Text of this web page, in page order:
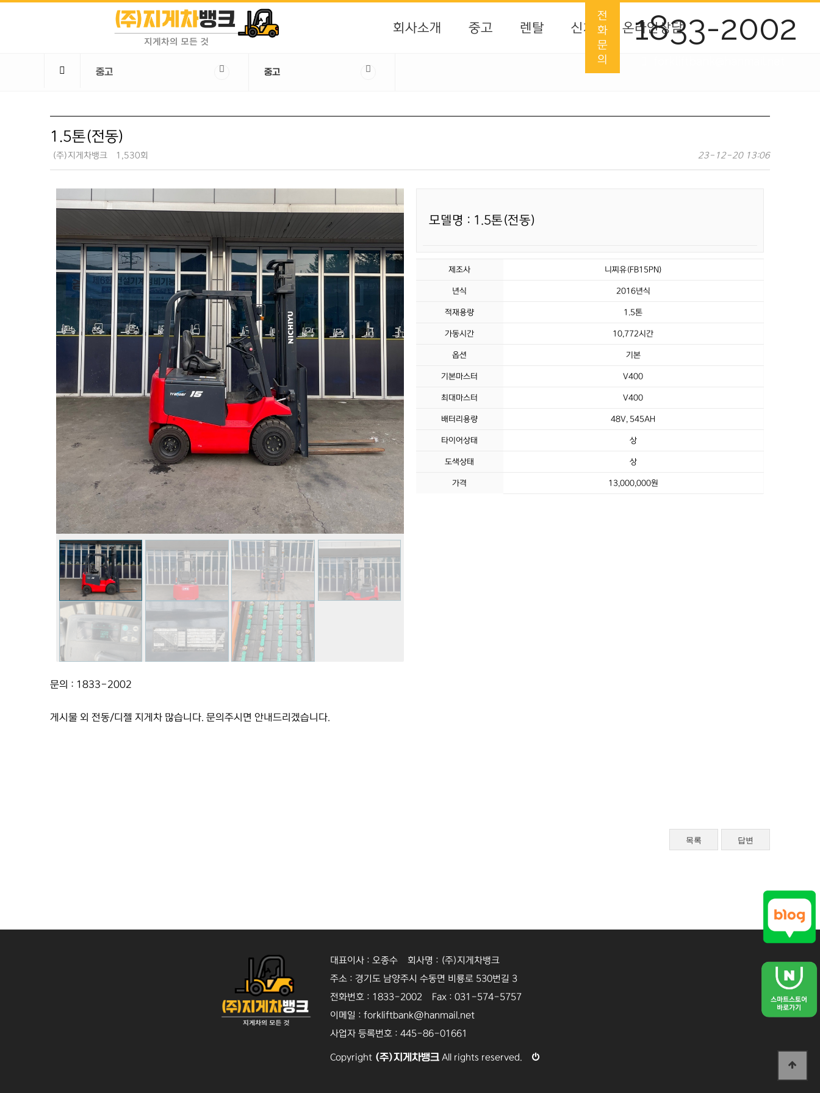
회사소개 중고 렌탈 신차 온라인상담
전
화
문
의
1833-2002
중고 중고
1.5톤(전동)
(주)지게차뱅크 1,530회 23-12-20 13:06
모델명 : 1.5톤(전동)
제조사 니찌유(FB15PN)
년식 2016년식
적재용량 1.5톤
가동시간 10,772시간
옵션 기본
기본마스터 V400
최대마스터 V400
배터리용량 48V, 545AH
타이어상태 상
도색상태 상
가격 13,000,000원
문의 : 1833-2002
게시물 외 전동/디젤 지게차 많습니다. 문의주시면 안내드리겠습니다.
목록 답변
대표이사 : 오종수 회사명 : (주)지게차뱅크
주소 : 경기도 남양주시 수동면 비룡로 530번길 3
전화번호 : 1833-2002 Fax : 031-574-5757
이메일 : forkliftbank@hanmail.net
사업자 등록번호 : 445-86-01661
Copyright (주)지게차뱅크 All rights reserved.